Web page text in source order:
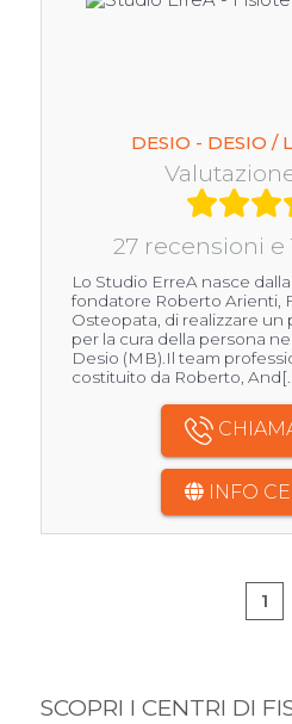
DESIO - DESIO /
27 recensioni e
Lo Studio ErreA nasce
fondatore Roberto Arienti,
Osteopata, di realizzare un
per la cura della persona
Desio (MB).Il team
costituito da Roberto,
INFO
1
SCOPRI I CENTRI DI